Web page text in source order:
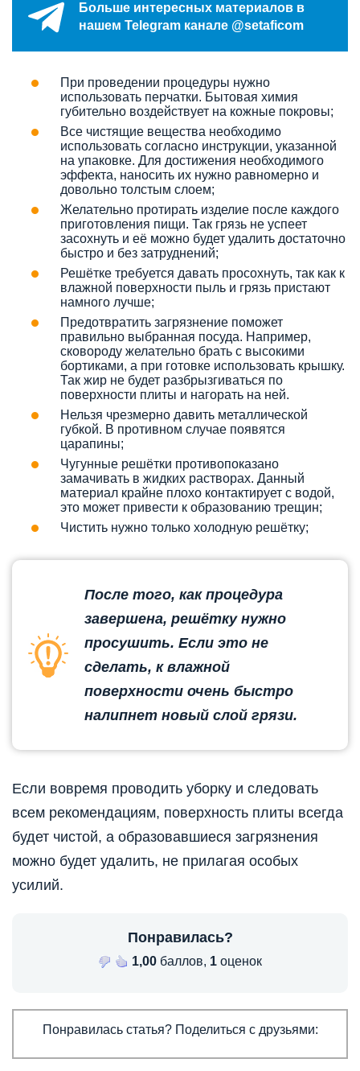
Больше интересных материалов в
нашем Telegram канале @setaficom
При проведении процедуры нужно
использовать перчатки. Бытовая химия
губительно воздействует на кожные покровы;
Все чистящие вещества необходимо
использовать согласно инструкции, указанной
на упаковке. Для достижения необходимого
эффекта, наносить их нужно равномерно и
довольно толстым слоем;
Желательно протирать изделие после каждого
приготовления пищи. Так грязь не успеет
засохнуть и её можно будет удалить достаточно
быстро и без затруднений;
Решётке требуется давать просохнуть, так как к
влажной поверхности пыль и грязь пристают
намного лучше;
Предотвратить загрязнение поможет
правильно выбранная посуда. Например,
сковороду желательно брать с высокими
бортиками, а при готовке использовать крышку.
Так жир не будет разбрызгиваться по
поверхности плиты и нагорать на ней.
Нельзя чрезмерно давить металлической
губкой. В противном случае появятся
царапины;
Чугунные решётки противопоказано
замачивать в жидких растворах. Данный
материал крайне плохо контактирует с водой,
это может привести к образованию трещин;
Чистить нужно только холодную решётку;
После того, как процедура
завершена, решётку нужно
просушить. Если это не
сделать, к влажной
поверхности очень быстро
налипнет новый слой грязи.
Если вовремя проводить уборку и следовать
всем рекомендациям, поверхность плиты всегда
будет чистой, а образовавшиеся загрязнения
можно будет удалить, не прилагая особых
усилий.
Понравилась?
1,00 баллов, 1 оценок
Понравилась статья? Поделиться с друзьями: